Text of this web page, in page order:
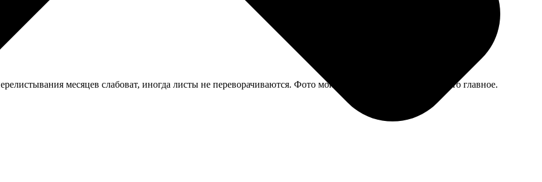
месяцев слабоват, иногда листы не переворачиваются. Фото мои, качество печати хорошее, это главное.